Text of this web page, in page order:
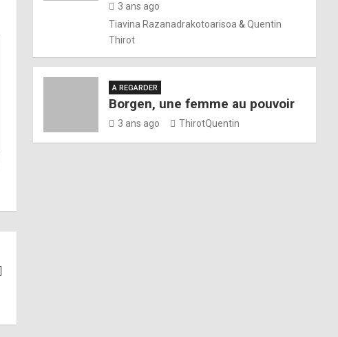
3 ans ago
Tiavina Razanadrakotoarisoa &Quentin
Thirot
A REGARDER
Borgen, une femme au pouvoir
3 ans ago ThirotQuentin